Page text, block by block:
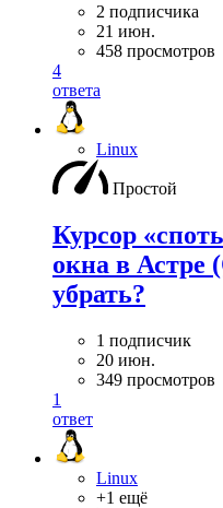
2 подписчика
21 июн.
458 просмотров
4
ответа
Linux
Простой
Курсор
окна в
убрать?
1 подписчик
20 июн.
349 просмотров
1
ответ
Linux
+1 ещё